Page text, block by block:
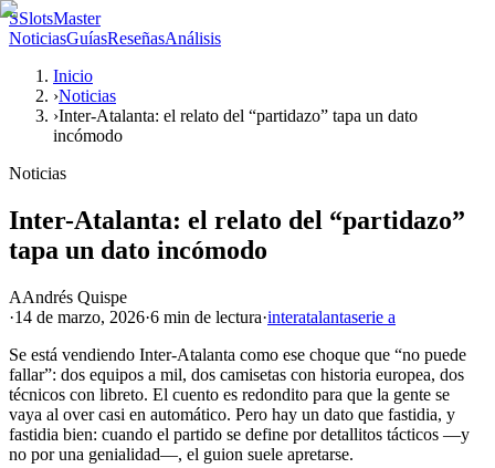
SSlotsMaster
NoticiasGuíasReseñasAnálisis
Inicio
›Noticias
›Inter-Atalanta: el relato del “partidazo” tapa un dato
incómodo
Noticias
Inter-Atalanta: el relato del “partidazo”
tapa un dato incómodo
AAndrés Quispe
·14 de marzo, 2026·6 min de lectura·interatalantaserie a
Se está vendiendo Inter-Atalanta como ese choque que “no puede
fallar”: dos equipos a mil, dos camisetas con historia europea, dos
técnicos con libreto. El cuento es redondito para que la gente se
vaya al over casi en automático. Pero hay un dato que fastidia, y
fastidia bien: cuando el partido se define por detallitos tácticos —y
no por una genialidad—, el guion suele apretarse.